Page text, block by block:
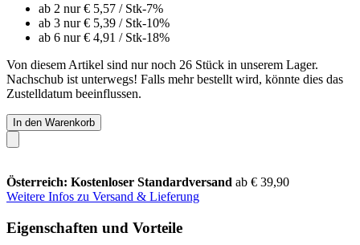
ab 2 nur€ 5,57 / Stk-7%
ab 3 nur€ 5,39 / Stk-10%
ab 6 nur€ 4,91 / Stk-18%
Von diesem Artikel sind nur noch 26 Stück in unserem Lager.
Nachschub ist unterwegs! Falls mehr bestellt wird, könnte dies das
Zustelldatum beeinflussen.
In den Warenkorb
Österreich: Kostenloser Standardversand ab € 39,90
Weitere Infos zu Versand & Lieferung
Eigenschaften und Vorteile